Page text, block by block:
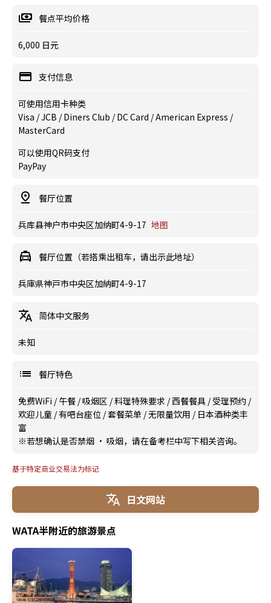
餐点平均价格
6,000 日元
支付信息
可使用信用卡种类
Visa / JCB / Diners Club / DC Card / American Express /
MasterCard
可以使用QR码支付
PayPay
餐厅位置
兵库县神户市中央区加纳町4-9-17 地图
餐厅位置（若搭乘出租车，请出示此地址）
兵庫県神戸市中央区加納町4-9-17
简体中文服务
未知
餐厅特色
免费WiFi /午餐 /吸烟区 /料理特殊要求 /西餐餐具 /受理预约 /
欢迎儿童 /有吧台座位 /套餐菜单 /无限量饮用 / 日本酒种类丰
富
※若想确认是否禁烟 · 吸烟，请在备考栏中写下相关咨询。
基于特定商业交易法为标记
日文网站
WATA半附近的旅游景点